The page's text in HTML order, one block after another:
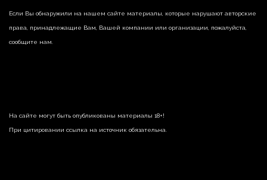
Если Вы обнаружили на нашем сайте материалы, которые нарушают авторские
права, принадлежащие Вам, Вашей компании или организации, пожалуйста,
сообщите нам.
На сайте могут быть опубликованы материалы 18+!
При цитировании ссылка на источник обязательна.